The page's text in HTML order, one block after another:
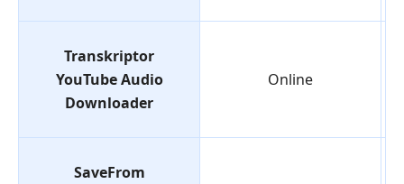
Transkriptor
YouTube Audio
Downloader
Online
SaveFrom